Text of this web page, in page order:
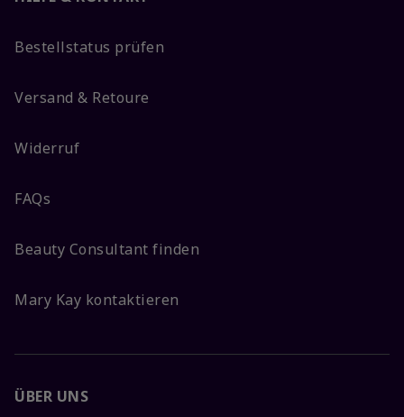
Bestellstatus prüfen
Versand & Retoure
Widerruf
FAQs
Beauty Consultant finden
Mary Kay kontaktieren
ÜBER UNS